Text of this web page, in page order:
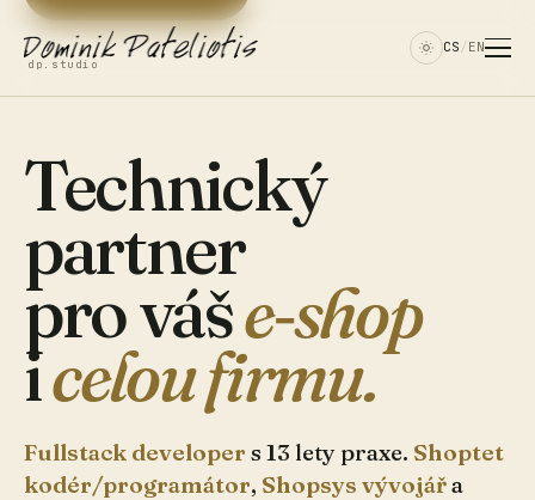
dp.studio
CS /EN
Technický
partner
pro váše‑shop
icelou firmu.
Fullstack developer s 13 lety praxe. Shoptet
kodér/programátor, Shopsys vývojářa